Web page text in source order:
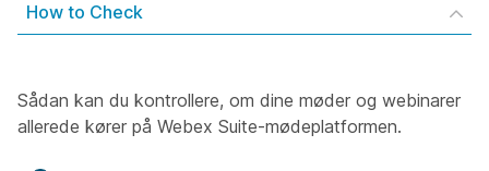
How to Check
Sådan kan du kontrollere, om dine møder og webinarer
allerede kører på Webex Suite-mødeplatformen.